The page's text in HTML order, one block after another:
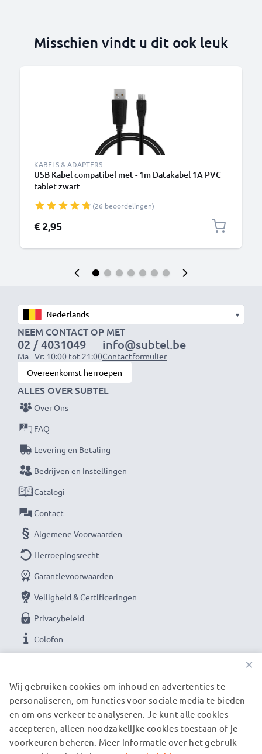
Misschien vindt u dit ook leuk
KABELS & ADAPTERS
USB Kabel compatibel met - 1m Datakabel 1A PVC
tablet zwart
(26 beoordelingen)
€ 2,95
▾
NEEM CONTACT OP MET
02 / 4031049
Ma - Vr: 10:00 tot 21:00
info@subtel.be
Contactformulier
Overeenkomst herroepen
ALLES OVER SUBTEL
Over Ons
FAQ
Levering en Betaling
Bedrijven en Instellingen
Catalogi
Contact
Algemene Voorwaarden
Herroepingsrecht
Garantievoorwaarden
Veiligheid & Certificeringen
Privacybeleid
Colofon
ONZE VERZENDPARTNERS
×
Wij gebruiken cookies om inhoud en advertenties te
personaliseren, om functies voor sociale media te bieden
en om ons verkeer te analyseren. Je kunt alle cookies
accepteren, alleen noodzakelijke cookies toestaan of je
voorkeuren beheren. Meer informatie over het gebruik